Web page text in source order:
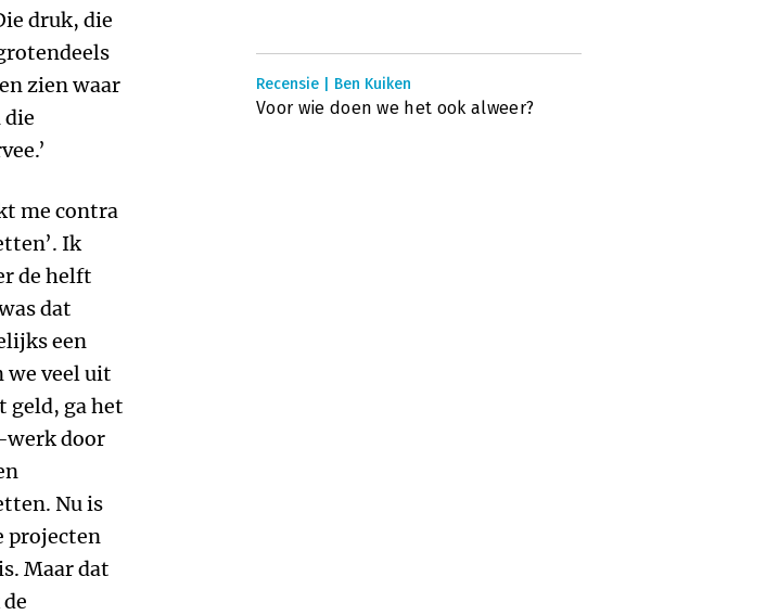
druk, die
zien waar
die
me contra
Ik
de helft
dat
een
we veel uit
geld, ga het
werk door
Nu is
projecten
Maar dat
Recensie | Ben Kuiken
Voor wie doen we het ook alweer?